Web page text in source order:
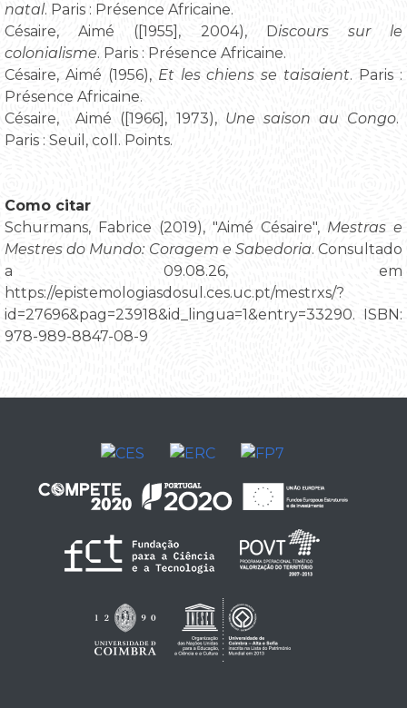
natal. Paris : Présence Africaine.
Césaire, Aimé ([1955], 2004), Discours sur le
colonialisme. Paris : Présence Africaine.
Césaire, Aimé (1956), Et les chiens se taisaient. Paris :
Présence Africaine.
Césaire, Aimé ([1966], 1973), Une saison au Congo.
Paris : Seuil, coll. Points.
Como citar
Schurmans, Fabrice (2019), "Aimé Césaire", Mestras e
Mestres do Mundo: Coragem e Sabedoria. Consultado
a 09.08.26, em
https://epistemologiasdosul.ces.uc.pt/mestrxs/?
id=27696&pag=23918&id_lingua=1&entry=33290. ISBN:
978-989-8847-08-9